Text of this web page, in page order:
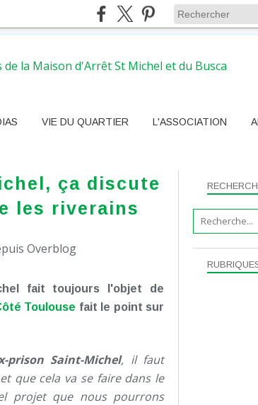
VIE DU QUARTIER L'ASSOCIATION
ça discute
les riverains
Overblog
fait toujours l'objet de
Toulouse fait le point sur
prison Saint-Michel, il faut
que cela va se faire dans le
projet que nous pourrons